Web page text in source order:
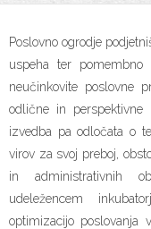
Poslovno ogrodje
uspeha ter
neučinkovite poslovne
odlične in perspektivne
izvedba pa odločata o
virov za svoj preboj,
in administrativnih
udeležencem
optimizacijo poslovanja